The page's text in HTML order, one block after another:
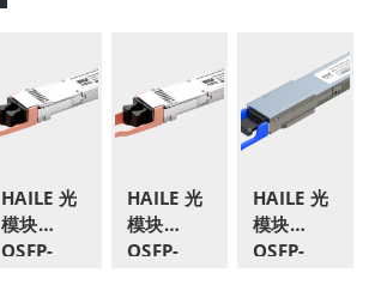
HAILE 光
模块
OSFP-
HAILE 光
模块
OSFP-
HAILE 光
模块
QSFP-